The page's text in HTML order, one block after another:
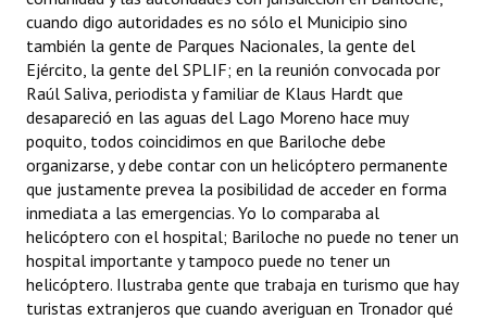
cuando digo autoridades es no sólo el Municipio sino
también la gente de Parques Nacionales, la gente del
Ejército, la gente del SPLIF; en la reunión convocada por
Raúl Saliva, periodista y familiar de Klaus Hardt que
desapareció en las aguas del Lago Moreno hace muy
poquito, todos coincidimos en que Bariloche debe
organizarse, y debe contar con un helicóptero permanente
que justamente prevea la posibilidad de acceder en forma
inmediata a las emergencias. Yo lo comparaba al
helicóptero con el hospital; Bariloche no puede no tener un
hospital importante y tampoco puede no tener un
helicóptero. Ilustraba gente que trabaja en turismo que hay
turistas extranjeros que cuando averiguan en Tronador qué